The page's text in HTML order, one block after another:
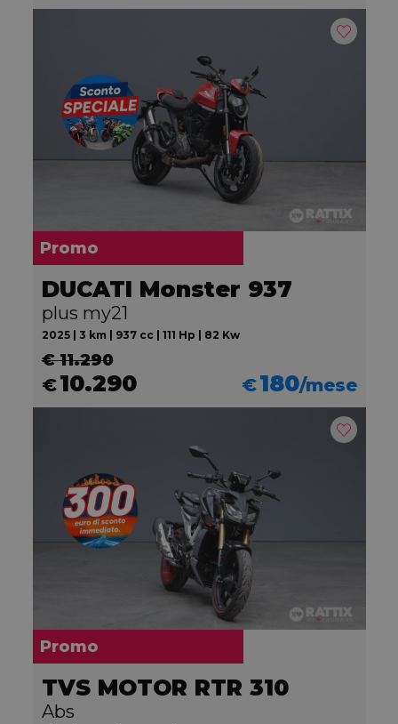
Promo
DUCATI Monster 937
plus my21
2025 | 3 km | 937 cc | 111 Hp | 82 Kw
€ 11.290
€10.290 €180/mese
Promo
TVS MOTOR RTR 310
Abs